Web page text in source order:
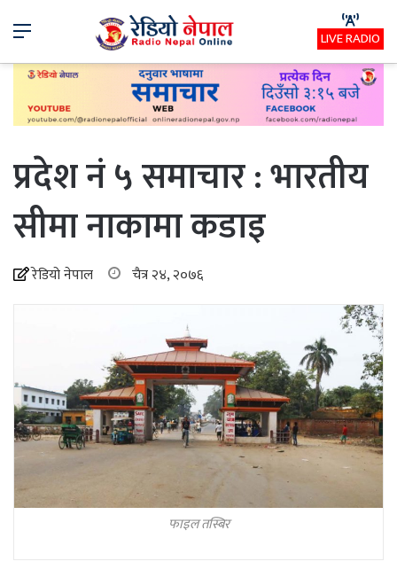
Menu LIVE RADIO
प्रदेश नं ५ समाचार : भारतीय
सीमा नाकामा कडाइ
रेडियो नेपाल चैत्र २४, २०७६
फाइल तस्बिर